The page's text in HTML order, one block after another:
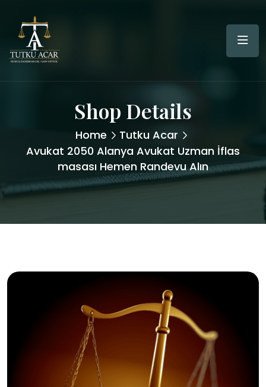
Shop Details
Home
Tutku Acar
Avukat 2050 Alanya Avukat Uzman İflas
masası Hemen Randevu Alın